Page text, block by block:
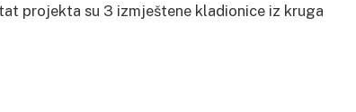
projekta su 3 izmještene kladionice iz kruga